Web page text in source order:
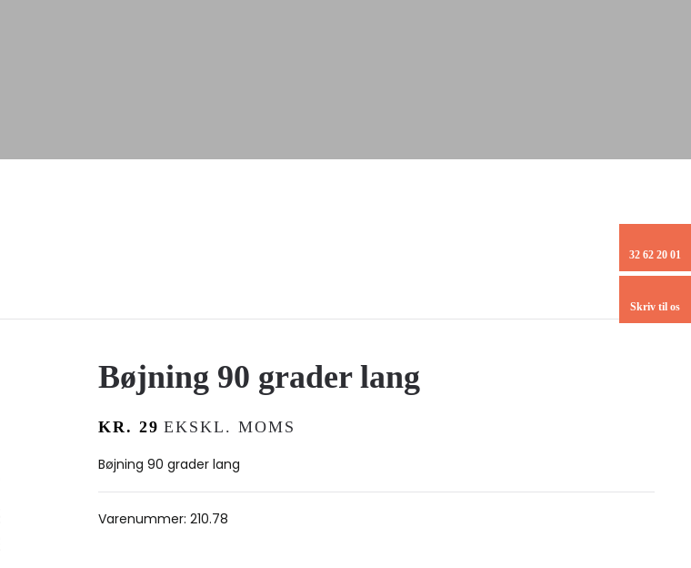
Bøjning 90 grader lang
KR. 29 EKSKL. MOMS
Bøjning 90 grader lang
Varenummer: 210.78
32 62 20 01
Skriv til os